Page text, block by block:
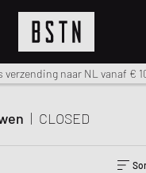
MAAK EEN
verzending naar NL vanaf €
Premium Sportswear
14 dagen recht op retour
| CLOSED